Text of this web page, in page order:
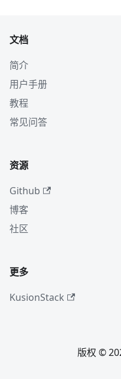
文档
简介
用户手册
教程
常见问答
资源
Github
博客
社区
更多
KusionStack
版权 ©